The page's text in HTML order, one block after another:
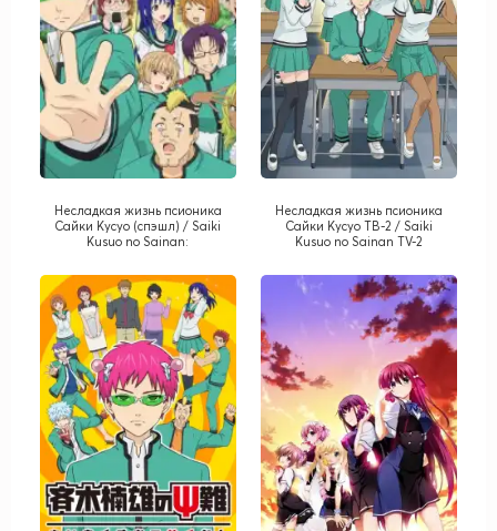
Несладкая жизнь псионика
Сайки Кусуо (спэшл) / Saiki
Kusuo no Sainan:
Несладкая жизнь псионика
Сайки Кусуо ТВ-2 / Saiki
Kusuo no Sainan TV-2